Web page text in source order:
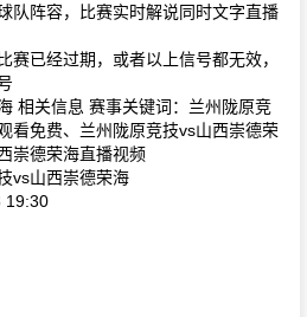
队阵容，比赛实时解说同时文字直播
赛已经过期，或者以上信号都无效，
相关信息 赛事关键词：兰州陇原竞
看免费、兰州陇原竞技vs山西崇德荣
崇德荣海直播视频
vs山西崇德荣海
19:30